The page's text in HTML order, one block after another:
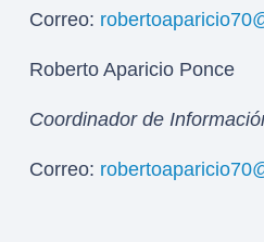
Correo:
Roberto Aparicio Ponce
Coordinador de
Correo: